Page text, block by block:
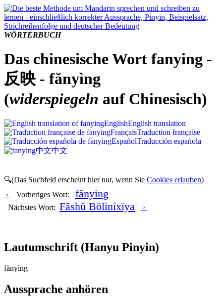
WÖRTERBUCH
Das chinesische Wort fanying -
反映 - fănyìng
(widerspiegeln auf Chinesisch)
EnglishEnglish translation
FrançaisTraduction française
EspañolTraducción española
中文中文
🔍(Das Suchfeld erscheint hier nur, wenn Sie Cookies erlauben)
‹
Vorheriges Wort: fănyìng
Nächstes Wort: Făshŭ Bōlìníxīya ›
Lautumschrift (Hanyu Pinyin)
fănyìng
Aussprache anhören